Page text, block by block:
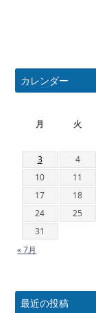
カレンダー
月
火
3
4
10
11
17
18
24
25
31
« 7月
最近の投稿